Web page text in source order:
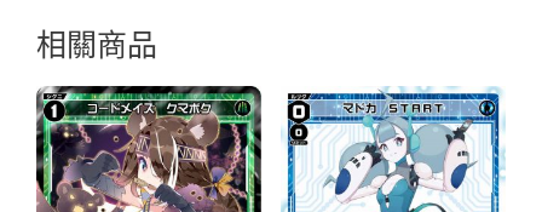
牙
無
LB」
數
量
相關商品